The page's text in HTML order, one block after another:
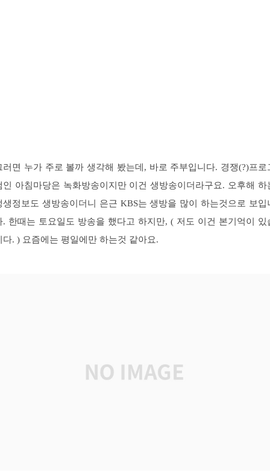
러면 누가 주로 볼까 생각해 봤는데, 바로 주부입니다. 경쟁(?)프로
인 아침마당은 녹화방송이지만 이건 생방송이더라구요. 오후해 하
생정보도 생방송이더니 은근 KBS는 생방을 많이 하는것으로 보입
. 한때는 토요일도 방송을 했다고 하지만, ( 저도 이건 본기억이 있
다. ) 요즘에는 평일에만 하는것 같아요.